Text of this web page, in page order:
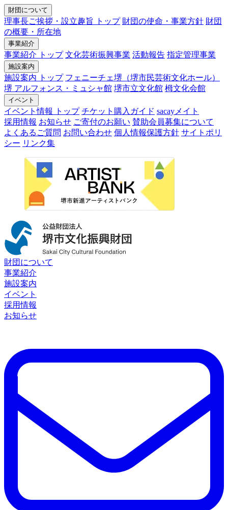
財団について
理事長ご挨拶・設立趣旨 トップ 財団の使命・事業方針 財団
の概要・所在地
事業紹介
事業紹介 トップ 文化芸術振興事業 活動報告 指定管理事業
施設案内
施設案内 トップ フェニーチェ堺（堺市民芸術文化ホール）
堺 アルフォンス・ミュシャ館 堺市立文化館 栂文化会館
イベント
イベント情報 トップ チケット購入ガイド sacayメイト
採用情報 お知らせ ご寄付のお願い 賛助会員募集について
よくあるご質問 お問い合わせ 個人情報保護方針 サイトポリ
シー リンク集
財団について
事業紹介
施設案内
イベント
採用情報
お知らせ